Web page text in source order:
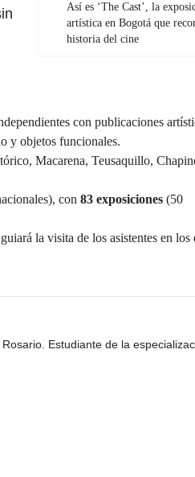
Así es ‘The Cast’, la
artística en Bogotá que
historia del cine
con publicaciones
y objetos funcionales.
Macarena, Teusaquillo,
con 83 exposiciones (50
la visita de los asistentes en los
Estudiante de la